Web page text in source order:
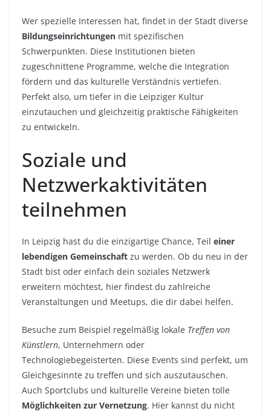
Wer spezielle Interessen hat, findet in der Stadt diverse
Bildungseinrichtungen mit spezifischen
Schwerpunkten. Diese Institutionen bieten
zugeschnittene Programme, welche die Integration
fördern und das kulturelle Verständnis vertiefen.
Perfekt also, um tiefer in die Leipziger Kultur
einzutauchen und gleichzeitig praktische Fähigkeiten
zu entwickeln.
Soziale und
Netzwerkaktivitäten
teilnehmen
In Leipzig hast du die einzigartige Chance, Teil einer
lebendigen Gemeinschaft zu werden. Ob du neu in der
Stadt bist oder einfach dein soziales Netzwerk
erweitern möchtest, hier findest du zahlreiche
Veranstaltungen und Meetups, die dir dabei helfen.
Besuche zum Beispiel regelmäßig lokale Treffen von
Künstlern, Unternehmern oder
Technologiebegeisterten. Diese Events sind perfekt, um
Gleichgesinnte zu treffen und sich auszutauschen.
Auch Sportclubs und kulturelle Vereine bieten tolle
Möglichkeiten zur Vernetzung. Hier kannst du nicht